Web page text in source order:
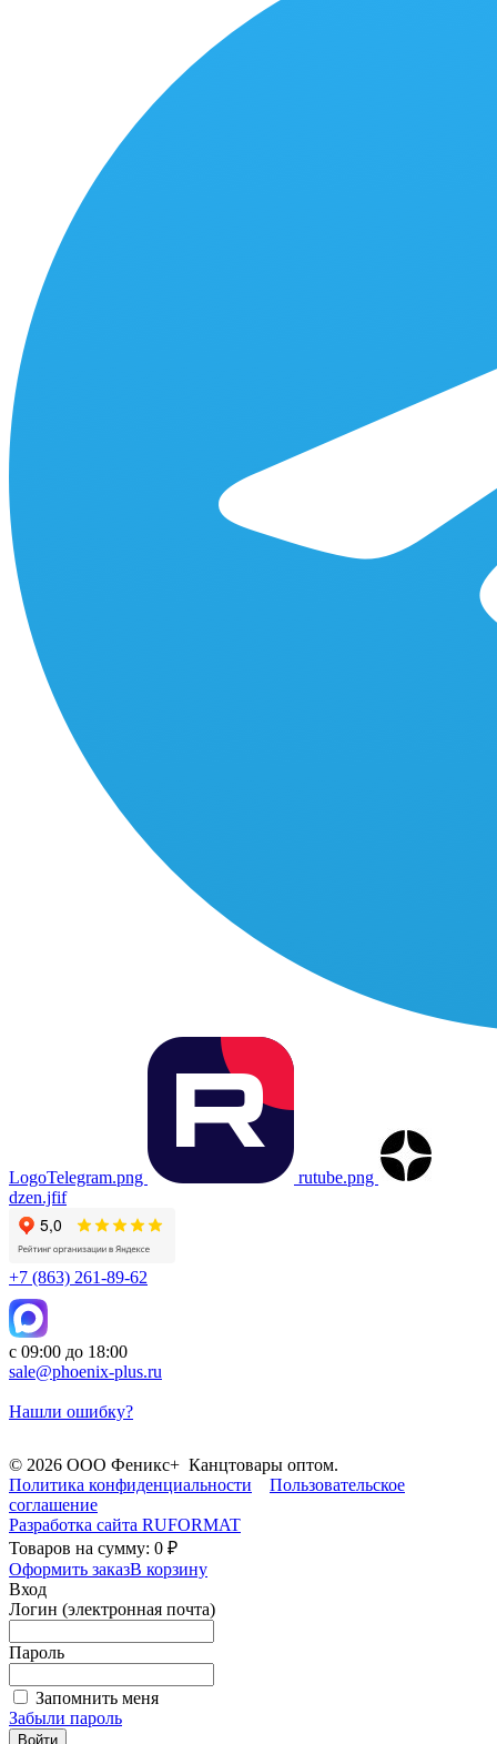
LogoTelegram.png
rutube.png
dzen.jfif
+7 (863) 261-89-62
с 09:00 до 18:00
sale@phoenix-plus.ru
Нашли ошибку?
© 2026 ООО Феникс+ Канцтовары оптом.
Политика конфиденциальности
Пользовательское
соглашение
Разработка сайта RUFORMAT
Товаров на сумму: 0 ₽
Оформить заказВ корзину
Вход
Логин (электронная почта)
Пароль
Запомнить меня
Забыли пароль
Войти